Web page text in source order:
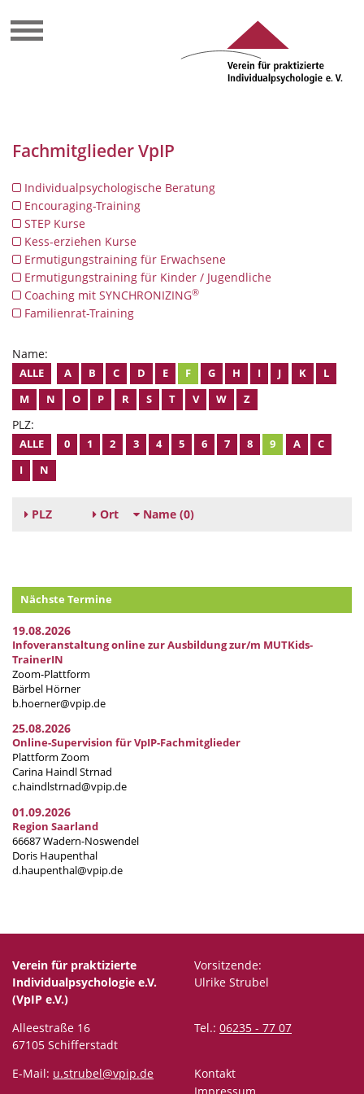
Fachmitglieder VpIP
Individualpsychologische Beratung
Encouraging-Training
STEP Kurse
Kess-erziehen Kurse
Ermutigungstraining für Erwachsene
Ermutigungstraining für Kinder / Jugendliche
Coaching mit SYNCHRONIZING®
Familienrat-Training
Name:
ALLE A B C D E F G H I J K
L
M
N O P R S T V W Z
PLZ:
ALLE 0 1 2 3 4 5 6 7 8 9 A
C
I
N
PLZ Ort Name (0)
Nächste Termine
19.08.2026
Infoveranstaltung online zur Ausbildung zur/m MUTKids-
TrainerIN
Zoom-Plattform
Bärbel Hörner
b.hoerner@vpip.de
25.08.2026
Online-Supervision für VpIP-Fachmitglieder
Plattform Zoom
Carina Haindl Strnad
c.haindlstrnad@vpip.de
01.09.2026
Region Saarland
66687 Wadern-Noswendel
Doris Haupenthal
d.haupenthal@vpip.de
Verein für praktizierte
Individualpsychologie e.V.
(VpIP e.V.)
Vorsitzende:
Ulrike Strubel
Alleestraße 16
67105 Schifferstadt
Tel.: 06235 - 77 07
E-Mail: u.strubel@vpip.de
Kontakt